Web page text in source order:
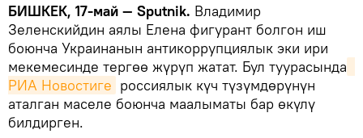
БИШКЕК, 17-май — Sputnik. Владимир
Зеленскийдин аялы Елена фигурант болгон иш
боюнча Украинанын антикоррупциялык эки ири
мекемесинде тергөө жүрүп жатат. Бул туурасында
РИА Новостиге россиялык күч түзүмдөрүнүн
аталган маселе боюнча маалыматы бар өкүлү
билдирген.